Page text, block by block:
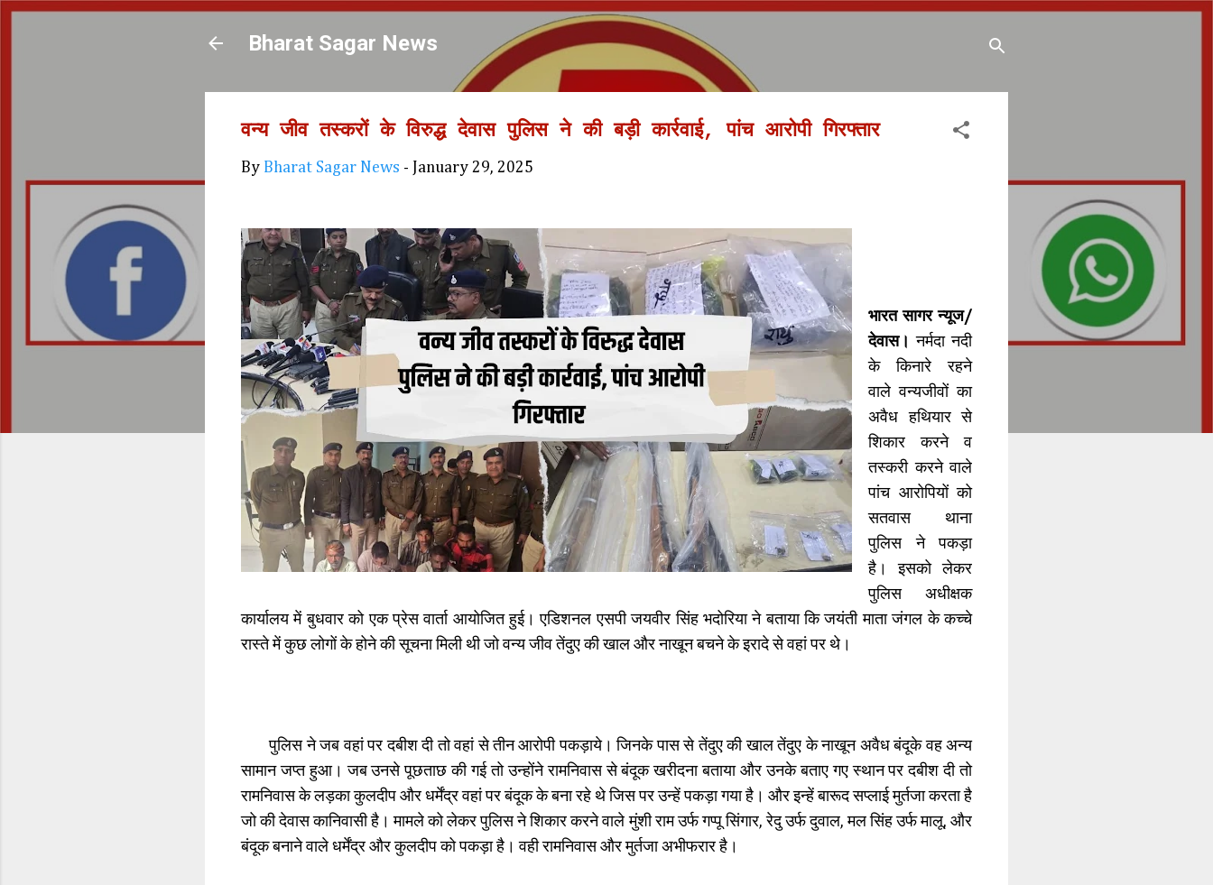
Skip to main content
Bharat Sagar News
वन्य जीव तस्करों के विरुद्ध देवास पुलिस ने की बड़ी कार्रवाई, पांच आरोपी गिरफ्तार
By Bharat Sagar News - January 29, 2025
भारत सागर न्यूज/
देवास। नर्मदा नदी
के किनारे रहने
वाले वन्यजीवों का
अवैध हथियार से
शिकार करने व
तस्करी करने वाले
पांच आरोपियों को
सतवास थाना
पुलिस ने पकड़ा
है। इसको लेकर
पुलिस अधीक्षक
कार्यालय में बुधवार को एक प्रेस वार्ता आयोजित हुई। एडिशनल एसपी जयवीर सिंह भदोरिया ने बताया कि जयंती माता जंगल के कच्चे
रास्ते में कुछ लोगों के होने की सूचना मिली थी जो वन्य जीव तेंदुए की खाल और नाखून बचने के इरादे से वहां पर थे।
पुलिस ने जब वहां पर दबीश दी तो वहां से तीन आरोपी पकड़ाये। जिनके पास से तेंदुए की खाल तेंदुए के नाखून अवैध बंदूके वह अन्य
सामान जप्त हुआ। जब उनसे पूछताछ की गई तो उन्होंने रामनिवास से बंदूक खरीदना बताया और उनके बताए गए स्थान पर दबीश दी तो
रामनिवास के लड़का कुलदीप और धर्मेंद्र वहां पर बंदूक के बना रहे थे जिस पर उन्हें पकड़ा गया है। और इन्हें बारूद सप्लाई मुर्तजा करता है
जो की देवास कानिवासी है। मामले को लेकर पुलिस ने शिकार करने वाले मुंशी राम उर्फ गप्पू सिंगार, रेदु उर्फ दुवाल, मल सिंह उर्फ मालू, और
बंदूक बनाने वाले धर्मेंद्र और कुलदीप को पकड़ा है। वही रामनिवास और मुर्तजा अभीफरार है।